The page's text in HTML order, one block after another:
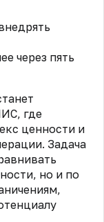
через пять
где
ценности и
Задача
но и по